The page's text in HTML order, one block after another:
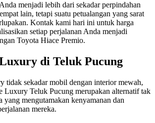
menjadi lebih dari sekadar perpindahan
lain, tetapi suatu petualangan yang sarat
Kontak kami hari ini untuk harga
setiap perjalanan Anda menjadi
Toyota Hiace Premio.
di Teluk Pucung
tidak sekadar mobil dengan interior mewah,
Luxury Teluk Pucung merupakan alternatif tak
yang mengutamakan kenyamanan dan
mereka.